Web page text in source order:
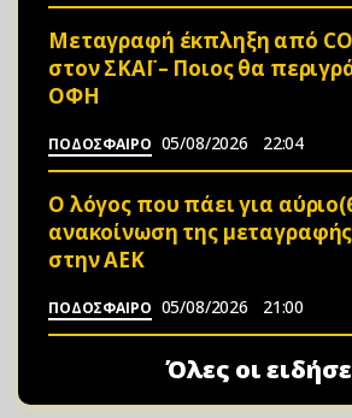
Μεταγραφή έκπληξη από
στον ΣΚΑΪ – Ποιος θα
ΟΦΗ
ΠΟΔΟΣΦΑΙΡΟ 05/08/2026 22:04
Ο λόγος που πάει για
ανακοίνωση της μεταγραφής
στην ΑΕΚ
ΠΟΔΟΣΦΑΙΡΟ 05/08/2026 21:00
Όλες οι